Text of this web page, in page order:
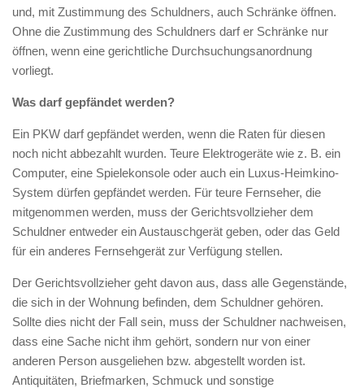
und, mit Zustimmung des Schuldners, auch Schränke öffnen.
Ohne die Zustimmung des Schuldners darf er Schränke nur
öffnen, wenn eine gerichtliche Durchsuchungsanordnung
vorliegt.
Was darf gepfändet werden?
Ein PKW darf gepfändet werden, wenn die Raten für diesen
noch nicht abbezahlt wurden. Teure Elektrogeräte wie z. B. ein
Computer, eine Spielekonsole oder auch ein Luxus-Heimkino-
System dürfen gepfändet werden. Für teure Fernseher, die
mitgenommen werden, muss der Gerichtsvollzieher dem
Schuldner entweder ein Austauschgerät geben, oder das Geld
für ein anderes Fernsehgerät zur Verfügung stellen.
Der Gerichtsvollzieher geht davon aus, dass alle Gegenstände,
die sich in der Wohnung befinden, dem Schuldner gehören.
Sollte dies nicht der Fall sein, muss der Schuldner nachweisen,
dass eine Sache nicht ihm gehört, sondern nur von einer
anderen Person ausgeliehen bzw. abgestellt worden ist.
Antiquitäten, Briefmarken, Schmuck und sonstige